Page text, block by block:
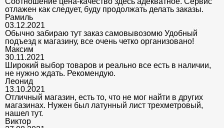
отлажен как следует, буду продолжать делать заказы.
Рамиль
03.12.2021
Обычно забираю тут заказ самовывозомю Удобный
подъезд к магазину, все очень четко организовано!
Максим
30.11.2021
Широкий выбор товаров и реально все есть в наличии,
не нужно ждать. Рекомендую.
Леонид
13.10.2021
Отличный магазин, есть то, что не мог найти в других
магазинах. Нужен был латунный лист трехметровый,
нашел тут.
Виктор